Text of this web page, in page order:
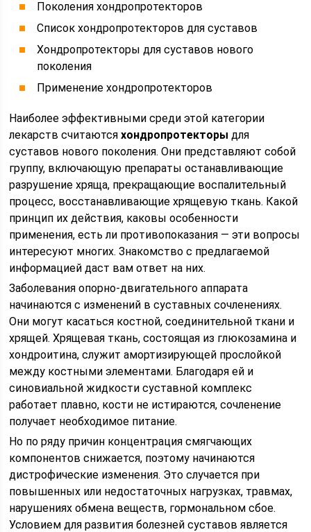
Поколения хондропротекторов
Список хондропротекторов для суставов
Хондропротекторы для суставов нового
поколения
Применение хондропротекторов
Наиболее эффективными среди этой категории
лекарств считаютсяхондропротекторы для
суставов нового поколения. Они представляют собой
группу, включающую препараты останавливающие
разрушение хряща, прекращающие воспалительный
процесс, восстанавливающие хрящевую ткань. Какой
принцип их действия, каковы особенности
применения, есть ли противопоказания — эти вопросы
интересуют многих. Знакомство с предлагаемой
информацией даст вам ответ на них.
Заболевания опорно-двигательного аппарата
начинаются с изменений в суставных сочленениях.
Они могут касаться костной, соединительной ткани и
хрящей. Хрящевая ткань, состоящая из глюкозамина и
хондроитина, служит амортизирующей прослойкой
между костными элементами. Благодаря ей и
синовиальной жидкости суставной комплекс
работает плавно, кости не истираются, сочленение
получает необходимое питание.
Но по ряду причин концентрация смягчающих
компонентов снижается, поэтому начинаются
дистрофические изменения. Это случается при
повышенных или недостаточных нагрузках, травмах,
нарушениях обмена веществ, гормональном сбое.
Условием для развития болезней суставов является